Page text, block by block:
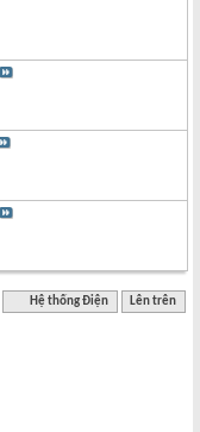
Hệ thống Điện Lên trên